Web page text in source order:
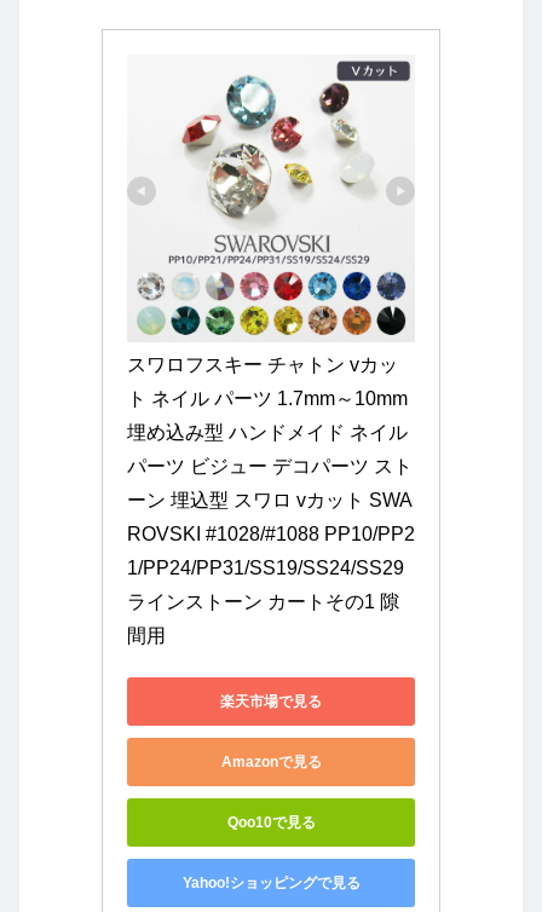
スワロフスキー チャトン vカッ
ト ネイル パーツ 1.7mm～10mm
埋め込み型 ハンドメイド ネイル
パーツ ビジュー デコパーツ スト
ーン 埋込型 スワロ vカット SWA
ROVSKI #1028/#1088 PP10/PP2
1/PP24/PP31/SS19/SS24/SS29
ラインストーン カートその1 隙
間用
楽天市場で見る
Amazonで見る
Qoo10で見る
Yahoo!ショッピングで見る